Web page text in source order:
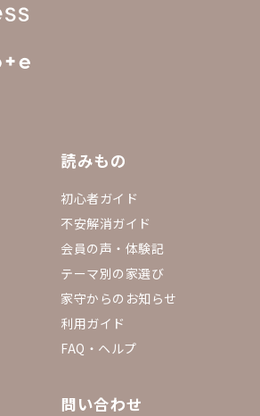
読みもの
初心者ガイド
不安解消ガイド
会員の声・体験記
テーマ別の家選び
家守からのお知らせ
利用ガイド
FAQ・ヘルプ
問い合わせ